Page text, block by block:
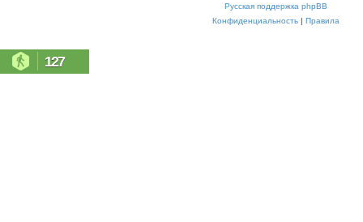
Русская поддержка phpBB
Конфиденциальность | Правила
127